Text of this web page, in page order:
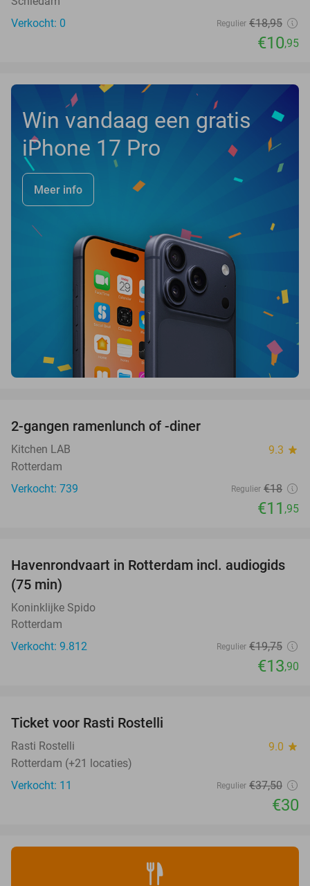
Verkocht: 0
Regulier €18,95
€10,95
Win vandaag een gratis
iPhone 17 Pro
Meer info
2-gangen ramenlunch of -diner
Kitchen LAB 9.3 star
Rotterdam
Verkocht: 739
Regulier €18
€11 ,95
30%
Havenrondvaart in Rotterdam incl. audiogids
(75 min)
Koninklijke Spido
Rotterdam
Verkocht: 9.812
Regulier €19,75
€13,90
TODAY
Ticket voor Rasti Rostelli
Rasti Rostelli 9.0 star
Rotterdam (+21 locaties)
Verkocht: 11
Regulier €37,50
€30